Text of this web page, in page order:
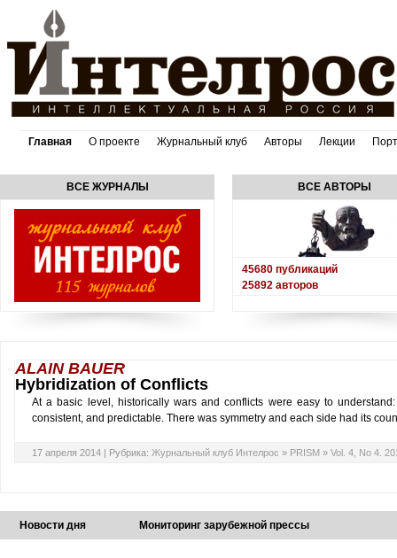
Главная О проекте Журнальный клуб Авторы Лекции
ВСЕ ЖУРНАЛЫ ВСЕ АВТОРЫ
45680 публикаций
25892 авторов
ALAIN BAUER
Hybridization of Conflicts
At a basic level, historically wars and conflicts were easy to
consistent, and predictable. There was symmetry and each side had its
17 апреля 2014 | Рубрика: Журнальный клуб Интелрос » PRISM » Vol. 4, No 4.
Новости дня Мониторинг зарубежной прессы